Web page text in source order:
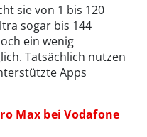
sie von 1 bis 120
sogar bis 144
ein wenig
Tatsächlich nutzen
Apps
Max bei Vodafone